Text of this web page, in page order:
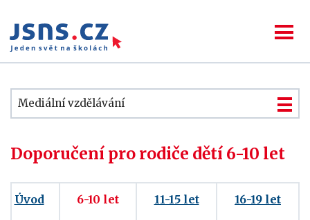
Mediální vzdělávání
Doporučení pro rodiče dětí 6-10 let
Úvod 6-10 let 11-15 let 16-19 let